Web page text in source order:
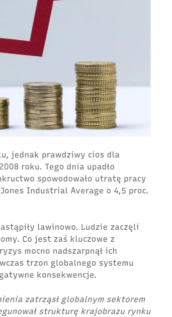
jednak prawdziwy cios dla
roku. Tego dnia upadło
spowodowało utratę pracy
Industrial Average o 4,5 proc.
lawinowo. Ludzie zaczęli
Co jest zaś kluczowe z
mocno nadszarpnął ich
trzon globalnego systemu
konsekwencje.
zatrząsł globalnym sektorem
strukturę krajobrazu rynku